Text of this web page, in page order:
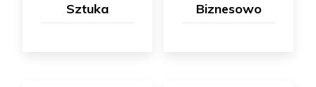
Sztuka Biznesowo